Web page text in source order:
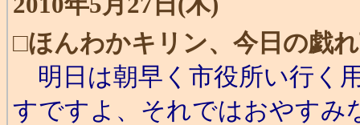
□ほんわかキリン、今日の戯
明日は朝早く市役所い行く
すですよ、それではおやすみ